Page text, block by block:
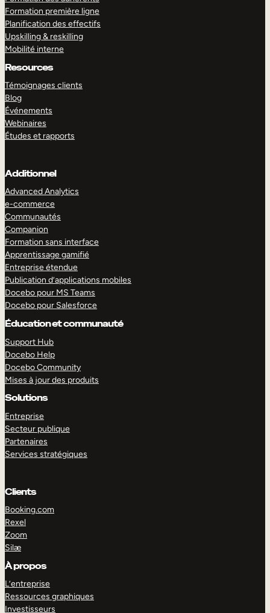
Formation première ligne
Planification des effectifs
Upskilling & reskilling
Mobilité interne
Resources
Témoignages clients
Blog
Événements
Webinaires
Études et rapports
Additionnel
Advanced Analytics
e-commerce
Communautés
Companion
Formation sans interface
Apprentissage gamifié
Entreprise étendue
Publication d’applications mobiles
Docebo pour MS Teams
Docebo pour Salesforce
Éducation et communauté
Support Hub
Docebo Help
Docebo Community
Mises à jour des produits
Solutions
Entreprise
Secteur publique
Partenaires
Services stratégiques
Clients
Booking.com
Rexel
Zoom
Silæ
À propos
L’entreprise
Ressources graphiques
Investisseurs